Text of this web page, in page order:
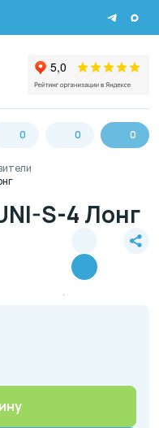
0 0 0
S-4 Лонг